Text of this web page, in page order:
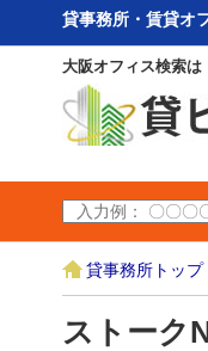
貸事務所・賃貸オ
大阪オフィス検索は
貸事務所トップ
ストーク